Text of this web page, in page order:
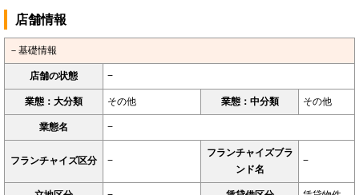
店舗情報
－基礎情報
店舗の状態 −
業態：大分類 その他 業態：中分類 その他
業態名 −
フランチャイズ区分 −
フランチャイズブラ
ンド名
−